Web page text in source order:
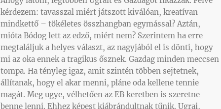
kérdezem: tavasszal miért játszott kiválóan, kreatívan
mindkettő – tökéletes összhangban egymással? Aztán,
mióta Bódog lett az edző, miért nem? Szerintem ha erre
megtaláljuk a helyes választ, az nagyjából el is dönti, hogy
mi az oka ennek a tragikus ősznek. Gazdag minden meccsen
tompa. Ha tényleg igaz, amit szintén többen sejtetnek,
állítanak, hogy el akar menni, pláne oda kellene tennie
magát. Meg ugye, vélhetően az EB keretben is szeretne
benne lenni. Ehhez képest kiábrándultnak tűnik. Ugrai,